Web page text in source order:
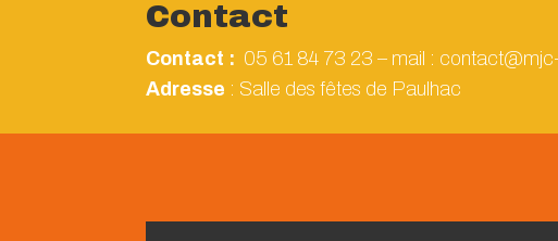
Contact
Contact : 05 61 84 73 23 – mail :
Adresse : Salle des fêtes de Paulhac